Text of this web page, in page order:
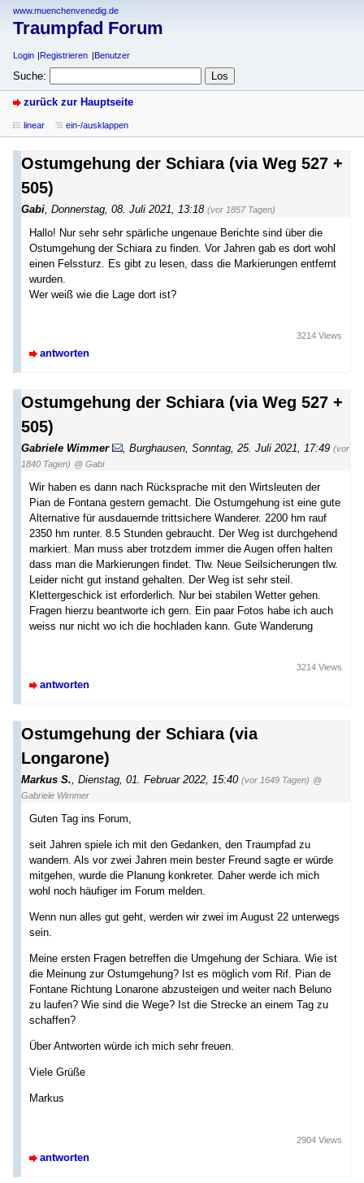
www.muenchenvenedig.de
Traumpfad Forum
Login Registrieren Benutzer
Suche:
zurück zur Hauptseite
linear ein-/ausklappen
Ostumgehung der Schiara (via Weg 527 +
505)
Gabi Donnerstag, 08. Juli 2021, 13:18 (vor 1857 Tagen)
Hallo! Nur sehr sehr spärliche ungenaue Berichte sind über die
Ostumgehung der Schiara zu finden. Vor Jahren gab es dort wohl
einen Felssturz. Es gibt zu lesen, dass die Markierungen entfernt
wurden.
Wer weiß wie die Lage dort ist?
antworten
3214 Views
Ostumgehung der Schiara (via Weg 527 +
505)
Gabriele Wimmer Burghausen Sonntag, 25. Juli 2021, 17:49 (vor
1840 Tagen) @ Gabi
Wir haben es dann nach Rücksprache mit den Wirtsleuten der
Pian de Fontana gestern gemacht. Die Ostumgehung ist eine gute
Alternative für ausdauernde trittsichere Wanderer. 2200 hm rauf
2350 hm runter. 8.5 Stunden gebraucht. Der Weg ist durchgehend
markiert. Man muss aber trotzdem immer die Augen offen halten
dass man die Markierungen findet. Tlw. Neue Seilsicherungen tlw.
Leider nicht gut instand gehalten. Der Weg ist sehr steil.
Klettergeschick ist erforderlich. Nur bei stabilen Wetter gehen.
Fragen hierzu beantworte ich gern. Ein paar Fotos habe ich auch
weiss nur nicht wo ich die hochladen kann. Gute Wanderung
antworten
3214 Views
Ostumgehung der Schiara (via
Longarone)
Markus S. Dienstag, 01. Februar 2022, 15:40 (vor 1649 Tagen) @
Gabriele Wimmer
Guten Tag ins Forum,
seit Jahren spiele ich mit den Gedanken, den Traumpfad zu
wandern. Als vor zwei Jahren mein bester Freund sagte er würde
mitgehen, wurde die Planung konkreter. Daher werde ich mich
wohl noch häufiger im Forum melden.
Wenn nun alles gut geht, werden wir zwei im August 22 unterwegs
sein.
Meine ersten Fragen betreffen die Umgehung der Schiara. Wie ist
die Meinung zur Ostumgehung? Ist es möglich vom Rif. Pian de
Fontane Richtung Lonarone abzusteigen und weiter nach Beluno
zu laufen? Wie sind die Wege? Ist die Strecke an einem Tag zu
schaffen?
Über Antworten würde ich mich sehr freuen.
Viele Grüße
Markus
antworten
2904 Views